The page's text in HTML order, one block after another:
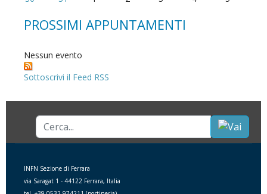
PROSSIMI APPUNTAMENTI
Nessun evento
Sottoscrivi il Feed RSS
Cerca...
INFN Sezione di Ferrara
via Saragat 1 - 44122 Ferrara, Italia